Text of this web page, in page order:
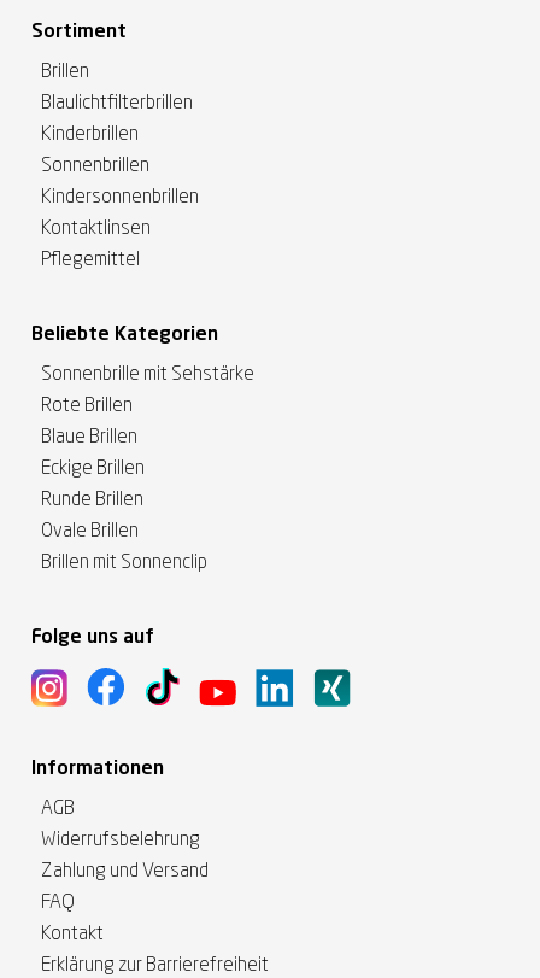
Sortiment
Brillen
Blaulichtfilterbrillen
Kinderbrillen
Sonnenbrillen
Kindersonnenbrillen
Kontaktlinsen
Pflegemittel
Beliebte Kategorien
Sonnenbrille mit Sehstärke
Rote Brillen
Blaue Brillen
Eckige Brillen
Runde Brillen
Ovale Brillen
Brillen mit Sonnenclip
Folge uns auf
Informationen
AGB
Widerrufsbelehrung
Zahlung und Versand
FAQ
Kontakt
Erklärung zur Barrierefreiheit